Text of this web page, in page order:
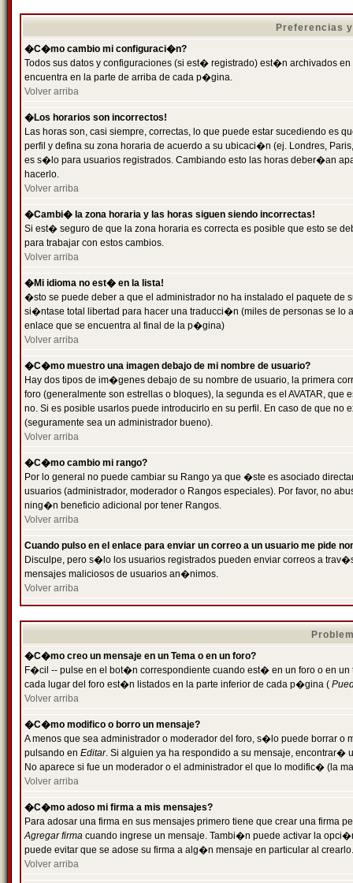
Preferencias
�C�mo cambio mi configuraci�n?
Todos sus datos y configuraciones (si est� registrado) est�n archivados
encuentra en la parte de arriba de cada p�gina.
Volver arriba
�Los horarios son incorrectos!
Las horas son, casi siempre, correctas, lo que puede estar sucediendo es
perfil y defina su zona horaria de acuerdo a su ubicaci�n (ej. Londres,
es s�lo para usuarios registrados. Cambiando esto las horas deber�an
hacerlo.
Volver arriba
�Cambi� la zona horaria y las horas siguen siendo incorrectas!
Si est� seguro de que la zona horaria es correcta es posible que esto se
para trabajar con estos cambios.
Volver arriba
�Mi idioma no est� en la lista!
�sto se puede deber a que el administrador no ha instalado el paquete
si�ntase total libertad para hacer una traducci�n (miles de personas se
enlace que se encuentra al final de la p�gina)
Volver arriba
�C�mo muestro una imagen debajo de mi nombre de usuario?
Hay dos tipos de im�genes debajo de su nombre de usuario, la primera
foro (generalmente son estrellas o bloques), la segunda es el AVATAR,
no. Si es posible usarlos puede introducirlo en su perfil. En caso de que
(seguramente sea un administrador bueno).
Volver arriba
�C�mo cambio mi rango?
Por lo general no puede cambiar su Rango ya que �ste es asociado
usuarios (administrador, moderador o Rangos especiales). Por favor, no
ning�n beneficio adicional por tener Rangos.
Volver arriba
Cuando pulso en el enlace para enviar un correo a un usuario me pide
Disculpe, pero s�lo los usuarios registrados pueden enviar correos a
mensajes maliciosos de usuarios an�nimos.
Volver arriba
�C�mo creo un mensaje en un Tema o en un foro?
F�cil -- pulse en el bot�n correspondiente cuando est� en un foro o en
cada lugar del foro est�n listados en la parte inferior de cada p�gina (
Volver arriba
�C�mo modifico o borro un mensaje?
A menos que sea administrador o moderador del foro, s�lo puede borrar o
pulsando en Editar. Si alguien ya ha respondido a su mensaje, encontrar�
No aparece si fue un moderador o el administrador el que lo modific� (la
Volver arriba
�C�mo adoso mi firma a mis mensajes?
Para adosar una firma en sus mensajes primero tiene que crear una firma
Agregar firma cuando ingrese un mensaje. Tambi�n puede activar la
puede evitar que se adose su firma a alg�n mensaje en particular al crearlo.
Volver arriba